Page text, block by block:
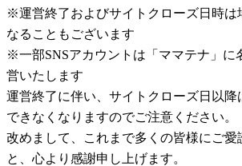
※運営終了およびサイトクローズ日時は
なることもございます
※一部SNSアカウントは「ママテナ」に
営いたします
運営終了に伴い、サイトクローズ日以降
できなくなりますのでご注意ください。
改めまして、これまで多くの皆様にご愛
と、心より感謝申し上げます。